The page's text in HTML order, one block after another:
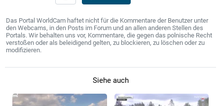
Das Portal WorldCam haftet nicht für die Kommentare der Benutzer unter
den Webcams, in den Posts im Forum und an allen anderen Stellen des
Portals. Wir behalten uns vor, Kommentare, die gegen das polnische Recht
verstoßen oder als beleidigend gelten, zu blockieren, zu löschen oder zu
modifizieren.
Siehe auch